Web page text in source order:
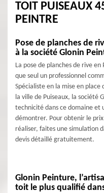
TOIT PUISEAUX
PEINTRE
Pose de planches de
à la société Glonin
La pose de planches de rive
que seul un professionnel
Spécialiste en la mise en
la ville de Puiseaux, la société
technicité dans ce domaine et
démontrer. Pour obtenir le
réaliser, faites une simulation
devis détaillé gratuitement.
Glonin Peinture,
toit le plus qualifié